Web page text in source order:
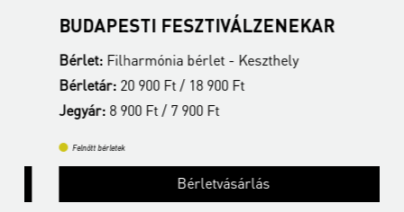
BUDAPESTI FESZTIVÁLZENEKAR
Bérlet:Filharmónia bérlet - Keszthely
Bérletár:20 900 Ft / 18 900 Ft
Jegyár:8 900 Ft / 7 900 Ft
Felnőtt bérletek
Bérletvásárlás